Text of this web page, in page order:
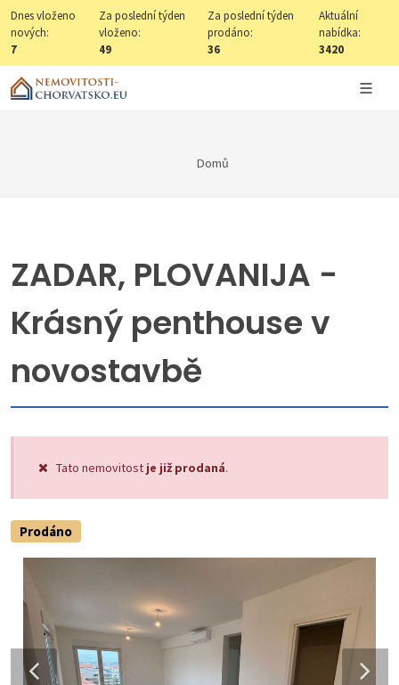
Dnes vloženo
nových:
7
Za poslední týden
vloženo:
49
Za poslední týden
prodáno:
36
Aktuální
nabídka:
3420
Domů
ZADAR, PLOVANIJA -
Krásný penthouse v
novostavbě
Tato nemovitost je již prodaná.
Prodáno